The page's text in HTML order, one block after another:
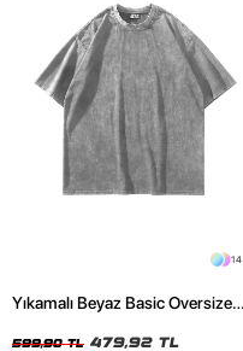
14
Yıkamalı Beyaz Basic Oversize
599,90 TL 479,92 TL